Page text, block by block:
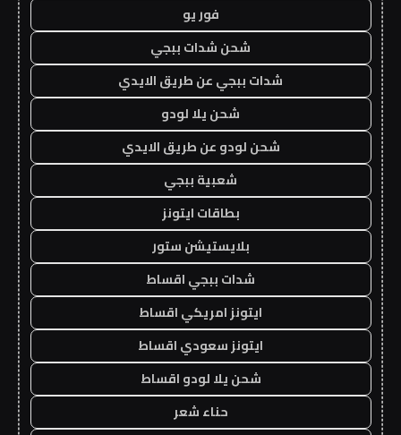
فور يو
شحن شدات ببجي
شدات ببجي عن طريق الايدي
شحن يلا لودو
شحن لودو عن طريق الايدي
شعبية ببجي
بطاقات ايتونز
بلايستيشن ستور
شدات ببجي اقساط
ايتونز امريكي اقساط
ايتونز سعودي اقساط
شحن يلا لودو اقساط
حناء شعر